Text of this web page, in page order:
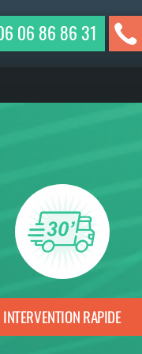
06 86 86 31
INTERVENTION RAPIDE